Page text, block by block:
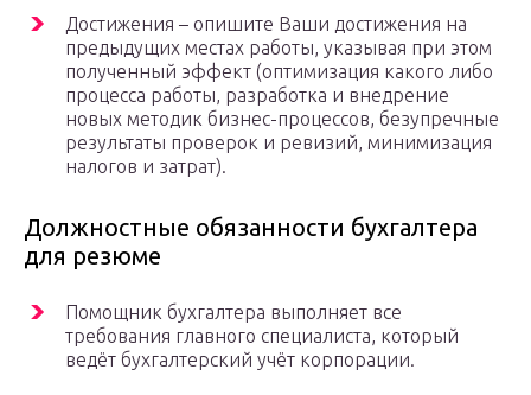
Достижения – опишите Ваши достижения на
предыдущих местах работы, указывая при этом
полученный эффект (оптимизация какого либо
процесса работы, разработка и внедрение
новых методик бизнес-процессов, безупречные
результаты проверок и ревизий, минимизация
налогов и затрат).
Должностные обязанности бухгалтера
для резюме
Помощник бухгалтера выполняет все
требования главного специалиста, который
ведёт бухгалтерский учёт корпорации.